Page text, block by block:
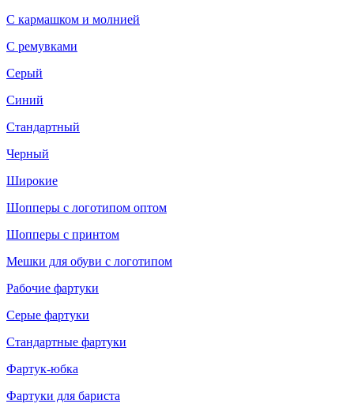
С кармашком и молнией
С ремувками
Серый
Синий
Стандартный
Черный
Широкие
Шопперы с логотипом оптом
Шопперы с принтом
Мешки для обуви с логотипом
Рабочие фартуки
Серые фартуки
Стандартные фартуки
Фартук-юбка
Фартуки для бариста